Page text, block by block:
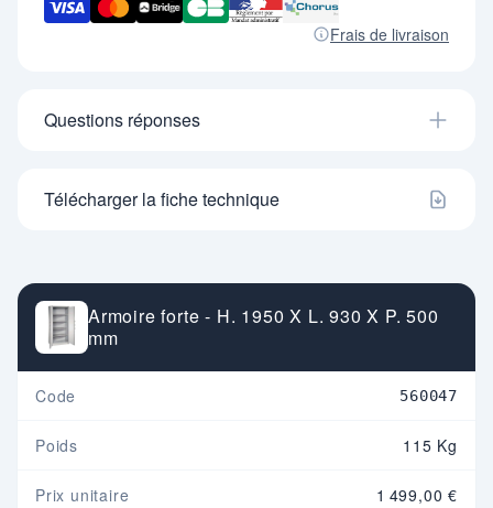
Frais de livraison
Questions réponses
Télécharger la fiche technique
Armoire forte - H. 1950 X L. 930 X P. 500
mm
Code 560047
Poids 115 Kg
Prix unitaire 1 499,00 €